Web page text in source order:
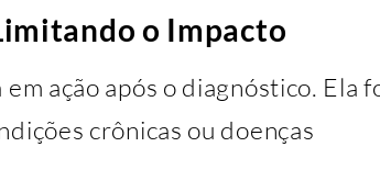
o Impacto
em ação após o diagnóstico. Ela
crônicas ou doenças